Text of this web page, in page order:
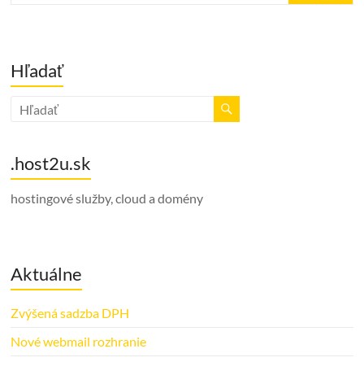
Hľadať
.host2u.sk
hostingové služby, cloud a domény
Aktuálne
Zvýšená sadzba DPH
Nové webmail rozhranie